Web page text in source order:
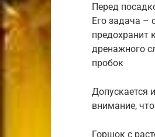
Перед
Его задача –
предохранит
дренажного
пробок
Допускается
внимание,
Горшок с